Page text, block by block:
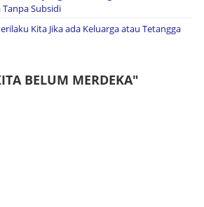
Subsidi
Kita Jika ada Keluarga atau Tetangga
BELUM MERDEKA"